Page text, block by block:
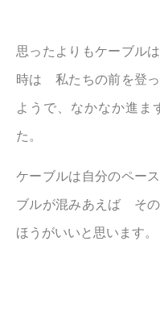
思ったよりもケーブル
時は 私たちの前を登
ようで、なかなか進ま
た。
ケーブルは自分のペー
ブルが混みあえば そ
ほうがいいと思います。